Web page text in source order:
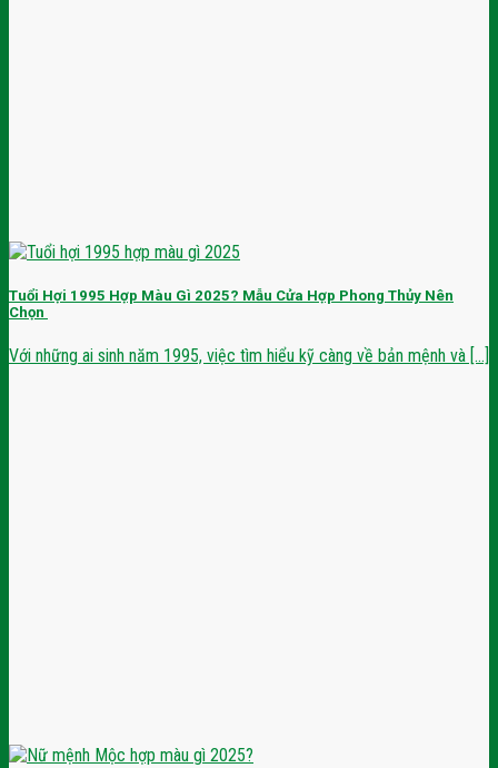
Tuổi Hợi 1995 Hợp Màu Gì 2025? Mẫu Cửa Hợp Phong Thủy Nên
Chọn
Với những ai sinh năm 1995, việc tìm hiểu kỹ càng về bản mệnh và [...]